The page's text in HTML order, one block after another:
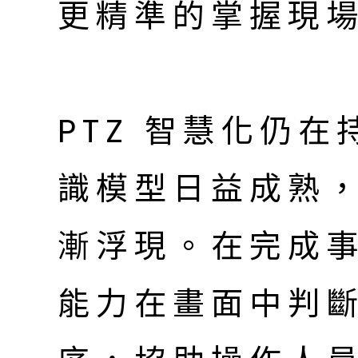
更精準的掌握現
PTZ 智慧化仍在
識模型日益成熟
漸浮現。在完成
能力在畫面中判